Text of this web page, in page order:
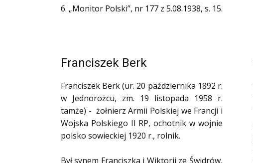
6. „Monitor Polski”, nr 177 z 5.08.1938, s. 15.
Franciszek Berk
Franciszek Berk (ur. 20 października 1892 r.
w Jednorożcu, zm. 19 listopada 1958 r.
tamże) - żołnierz Armii Polskiej we Francji i
Wojska Polskiego II RP, ochotnik w wojnie
polsko sowieckiej 1920 r., rolnik.
Był synem Franciszka i Wiktorii ze Świdrów,